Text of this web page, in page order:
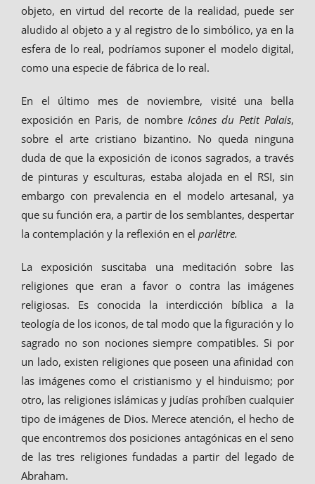
objeto, en virtud del recorte de la realidad, puede ser
aludido al objeto a y al registro de lo simbólico, ya en la
esfera de lo real, podríamos suponer el modelo digital,
como una especie de fábrica de lo real.
En el último mes de noviembre, visité una bella
exposición en Paris, de nombre Icônes du Petit Palais,
sobre el arte cristiano bizantino. No queda ninguna
duda de que la exposición de iconos sagrados, a través
de pinturas y esculturas, estaba alojada en el RSI, sin
embargo con prevalencia en el modelo artesanal, ya
que su función era, a partir de los semblantes, despertar
la contemplación y la reflexión en el parlêtre.
La exposición suscitaba una meditación sobre las
religiones que eran a favor o contra las imágenes
religiosas. Es conocida la interdicción bíblica a la
teología de los iconos, de tal modo que la figuración y lo
sagrado no son nociones siempre compatibles. Si por
un lado, existen religiones que poseen una afinidad con
las imágenes como el cristianismo y el hinduismo; por
otro, las religiones islámicas y judías prohíben cualquier
tipo de imágenes de Dios. Merece atención, el hecho de
que encontremos dos posiciones antagónicas en el seno
de las tres religiones fundadas a partir del legado de
Abraham.